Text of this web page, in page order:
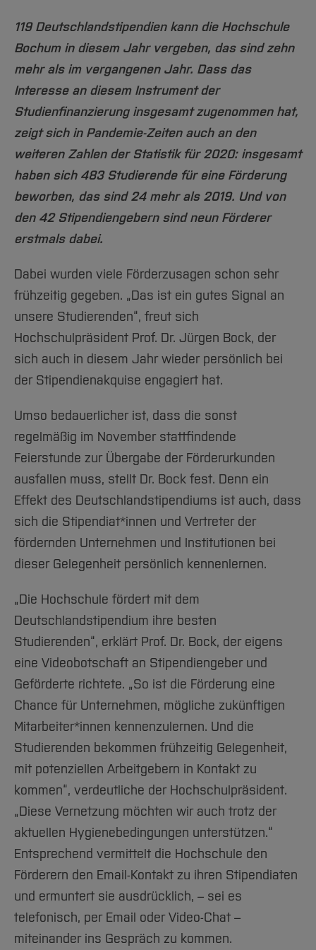
Arbeiten im FB G
International
Team
Studieninteressierte
Studium
Forschung und Entwicklung
International
Team
Service
Notfall-Infos
BO Shop
Gleichstellung
Diskriminierungsfreie Hochschule
Vertretungen
Wahlen
Hochschulkommunikation
International Office
Medienzentrum
qed-Stiftung
Zentrale Studienberatung
119 Deutschlandstipendien kann die Hochschule
Bochum in diesem Jahr vergeben, das sind zehn
mehr als im vergangenen Jahr. Dass das
Interesse an diesem Instrument der
Studienfinanzierung insgesamt zugenommen hat,
zeigt sich in Pandemie-Zeiten auch an den
weiteren Zahlen der Statistik für 2020: insgesamt
haben sich 483 Studierende für eine Förderung
beworben, das sind 24 mehr als 2019. Und von
den 42 Stipendiengebern sind neun Förderer
erstmals dabei.
Dabei wurden viele Förderzusagen schon sehr
frühzeitig gegeben. „Das ist ein gutes Signal an
unsere Studierenden“, freut sich
Hochschulpräsident Prof. Dr. Jürgen Bock, der
sich auch in diesem Jahr wieder persönlich bei
der Stipendienakquise engagiert hat.
Umso bedauerlicher ist, dass die sonst
regelmäßig im November stattfindende
Feierstunde zur Übergabe der Förderurkunden
ausfallen muss, stellt Dr. Bock fest. Denn ein
Effekt des Deutschlandstipendiums ist auch, dass
sich die Stipendiat*innen und Vertreter der
fördernden Unternehmen und Institutionen bei
dieser Gelegenheit persönlich kennenlernen.
„Die Hochschule fördert mit dem
Deutschlandstipendium ihre besten
Studierenden“, erklärt Prof. Dr. Bock, der eigens
eine Videobotschaft an Stipendiengeber und
Geförderte richtete. „So ist die Förderung eine
Chance für Unternehmen, mögliche zukünftigen
Mitarbeiter*innen kennenzulernen. Und die
Studierenden bekommen frühzeitig Gelegenheit,
mit potenziellen Arbeitgebern in Kontakt zu
kommen“, verdeutliche der Hochschulpräsident.
„Diese Vernetzung möchten wir auch trotz der
aktuellen Hygienebedingungen unterstützen.“
Entsprechend vermittelt die Hochschule den
Förderern den Email-Kontakt zu ihren Stipendiaten
und ermuntert sie ausdrücklich, – sei es
telefonisch, per Email oder Video-Chat –
miteinander ins Gespräch zu kommen.